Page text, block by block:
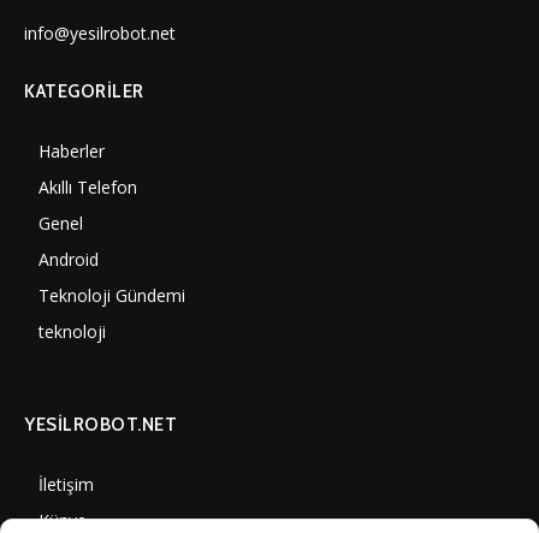
info@yesilrobot.net
KATEGORILER
Haberler
Akıllı Telefon
Genel
Android
Teknoloji Gündemi
teknoloji
YESİLROBOT.NET
İletişim
Künye